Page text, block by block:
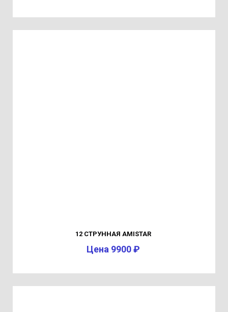
12 СТРУННАЯ AMISTAR
Цена 9900 ₽